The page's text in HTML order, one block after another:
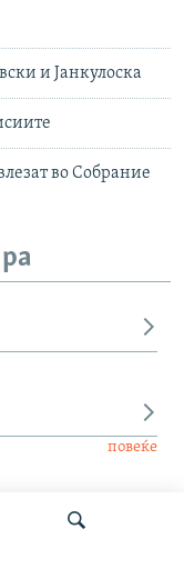
и Јанкулоска
во Собрание
повеќе